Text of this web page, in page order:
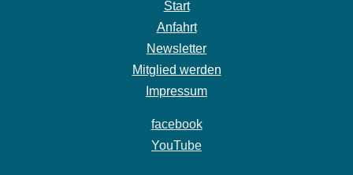
Start
Anfahrt
Newsletter
Mitglied werden
Impressum
facebook
YouTube